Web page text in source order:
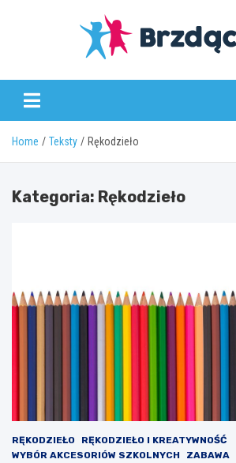
Brzdące.pl
Home Teksty Rękodzieło
Kategoria: Rękodzieło
RĘKODZIEŁO
RĘKODZIEŁO I KREATYWNOŚĆ
WYBÓR AKCESORIÓW SZKOLNYCH
ZABAWA